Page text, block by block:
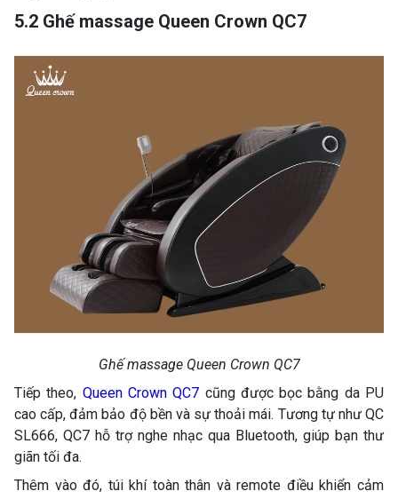
5.2 Ghế massage Queen Crown QC7
Ghế massage Queen Crown QC7
Tiếp theo, Queen Crown QC7 cũng được bọc bằng da PU
cao cấp, đảm bảo độ bền và sự thoải mái. Tương tự như QC
SL666, QC7 hỗ trợ nghe nhạc qua Bluetooth, giúp bạn thư
giãn tối đa.
Thêm vào đó, túi khí toàn thân và remote điều khiển cảm